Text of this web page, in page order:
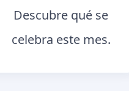
Descubre qué se
celebra este mes.